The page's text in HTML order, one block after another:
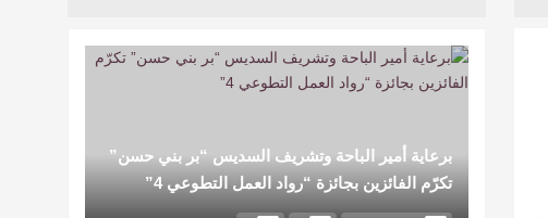
برعاية أمير الباحة وتشريف السديس “بر بني حسن”
تكرّم الفائزين بجائزة “رواد العمل التطوعي 4”